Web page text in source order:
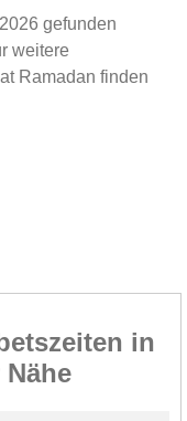
gefunden
weitere
Ramadan finden
in
Nähe